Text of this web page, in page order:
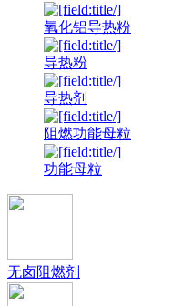
氧化铝导热粉
导热粉
导热剂
阻燃功能母粒
功能母粒
无卤阻燃剂